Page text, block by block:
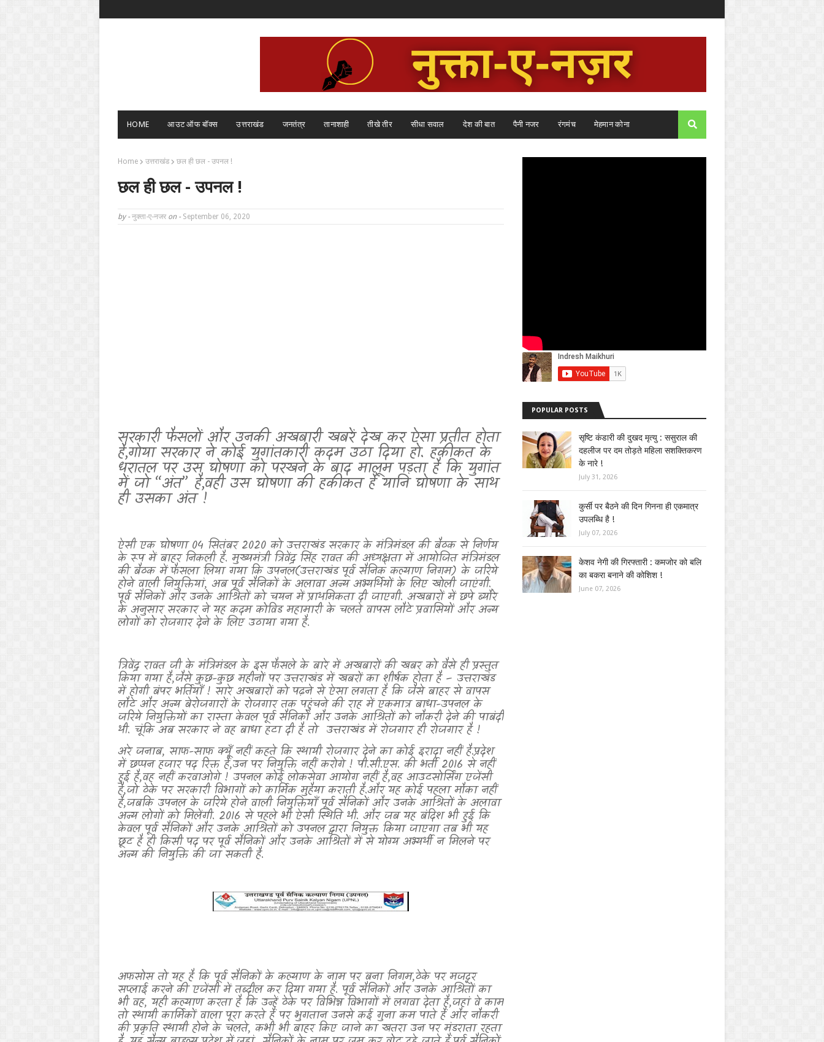
HOME आउट ऑफ बॉक्स उत्तराखंड जनतंत्र तानाशाही तीखे तीर सीधा सवाल देश की बात पैनी नजर रंगमंच मेहमान कोना
Home उत्तराखंड छल ही छल - उपनल !
छल ही छल - उपनल !
by - नुक्ता-ए-नजर on - September 06, 2020
सरकारी फैसलों और उनकी अखबारी खबरें देख कर ऐसा प्रतीत होता
है,गोया सरकार ने कोई युगांतकारी कदम उठा दिया हो. हकीकत के
धरातल पर उस घोषणा को परखने के बाद मालूम पड़ता है कि युगांत
में जो “अंत” है,वही उस घोषणा की हकीकत है यानि घोषणा के साथ
ही उसका अंत !
ऐसी एक घोषणा 04 सितंबर2020को उत्तराखंड सरकार के मंत्रिमंडल की बैठक से निर्णय
के रूप में बाहर निकली है. मुख्यमंत्री त्रिवेंद्र सिंह रावत की अध्यक्षता में आयोजित मंत्रिमंडल
की बैठक में फैसला लिया गया कि उपनल(उत्तराखंड पूर्व सैनिक कल्याण निगम) के जरिये
होने वाली नियुक्तियां, अब पूर्व सैनिकों के अलावा अन्य अभ्यर्थियों के लिए खोली जाएंगी.
पूर्व सैनिकों और उनके आश्रितों को चयन में प्राथमिकता दी जाएगी. अखबारों में छपे ब्यौरे
के अनुसार सरकार ने यह कदम कोविड महामारी के चलते वापस लौटे प्रवासियों और अन्य
लोगों को रोजगार देने के लिए उठाया गया है.
त्रिवेंद्र रावत जी के मंत्रिमंडल के इस फैसले के बारे में अखबारों की खबर को वैसे ही प्रस्तुत
किया गया है,जैसे कुछ-कुछ महीनों पर उत्तराखंड में खबरों का शीर्षक होता है – उत्तराखंड
में होगी बंपर भर्तियाँ ! सारे अखबारों को पढ़ने से ऐसा लगता है कि जैसे बाहर से वापस
लौटे और अन्य बेरोजगारों के रोजगार तक पहुंचने की राह में एकमात्र बाधा-उपनल के
जरिये नियुक्तियों का रास्ता केवल पूर्व सैनिकों और उनके आश्रितों को नौकरी देने की पाबंदी
थी. चूंकि अब सरकार ने वह बाधा हटा दी है तो उत्तराखंड में रोजगार ही रोजगार है !
अरे जनाब, साफ-साफ क्यूँ नहीं कहते कि स्थायी रोजगार देने का कोई इरादा नहीं है.प्रदेश
में छप्पन हजार पद रिक्त हैं,उन पर नियुक्ति नहीं करोगे ! पी.सी.एस. की भर्ती 2016 से नहीं
हुई है,वह नहीं करवाओगे ! उपनल कोई लोकसेवा आयोग नहीं है,वह आउटसोर्सिंग एजेंसी
है,जो ठेके पर सरकारी विभागों को कार्मिक मुहैया कराती है.और यह कोई पहला मौका नहीं
है,जबकि उपनल के जरिये होने वाली नियुक्तियाँ पूर्व सैनिकों और उनके आश्रितों के अलावा
अन्य लोगों को मिलेंगी. 2016 से पहले भी ऐसी स्थिति थी. और जब यह बंदिश भी हुई कि
केवल पूर्व सैनिकों और उनके आश्रितों को उपनल द्वारा नियुक्त किया जाएगा तब भी यह
छूट है ही किसी पद पर पूर्व सैनिकों और उनके आश्रितों में से योग्य अभ्यर्थी न मिलने पर
अन्य की नियुक्ति की जा सकती है.
अफसोस तो यह है कि पूर्व सैनिकों के कल्याण के नाम पर बना निगम,ठेके पर मजदूर
सप्लाई करने की एजेंसी में तब्दील कर दिया गया है. पूर्व सैनिकों और उनके आश्रितों का
भी वह, यही कल्याण करता है कि उन्हें ठेके पर विभिन्न विभागों में लगवा देता है,जहां वे काम
तो स्थायी कार्मिकों वाला पूरा करते हैं पर भुगतान उनसे कई गुना कम पाते हैं और नौकरी
की प्रकृति स्थायी होने के चलते, कभी भी बाहर किए जाने का खतरा उन पर मंडराता रहता
POPULAR POSTS
सृष्टि कंडारी की दुखद मृत्यु : ससुराल की
दहलीज पर दम तोड़ते महिला सशक्तिकरण
के नारे !
July 31, 2026
कुर्सी पर बैठने की दिन गिनना ही एकमात्र
उपलब्धि है !
July 07, 2026
केशव नेगी की गिरफ्तारी : कमजोर को बलि
का बकरा बनाने की कोशिश !
June 07, 2026